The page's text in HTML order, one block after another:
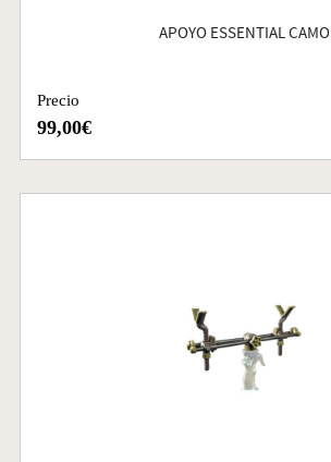
APOYO ESSENTIAL CAMO
Precio
99,00€